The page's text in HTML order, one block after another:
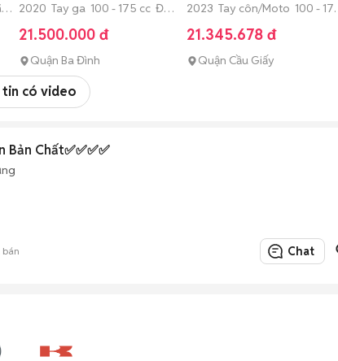
2020 Tay ga 100 - 175 cc Đã
sử dụng
21.500.000 đ
Quận Ba Đình
MOTO
2023 Tay côn/Moto 100 -
cc Đã sử dụng
21.345.678 đ
Quận Cầu Giấy
tin có video
Bản Chất✅✅✅✅
bán Chat